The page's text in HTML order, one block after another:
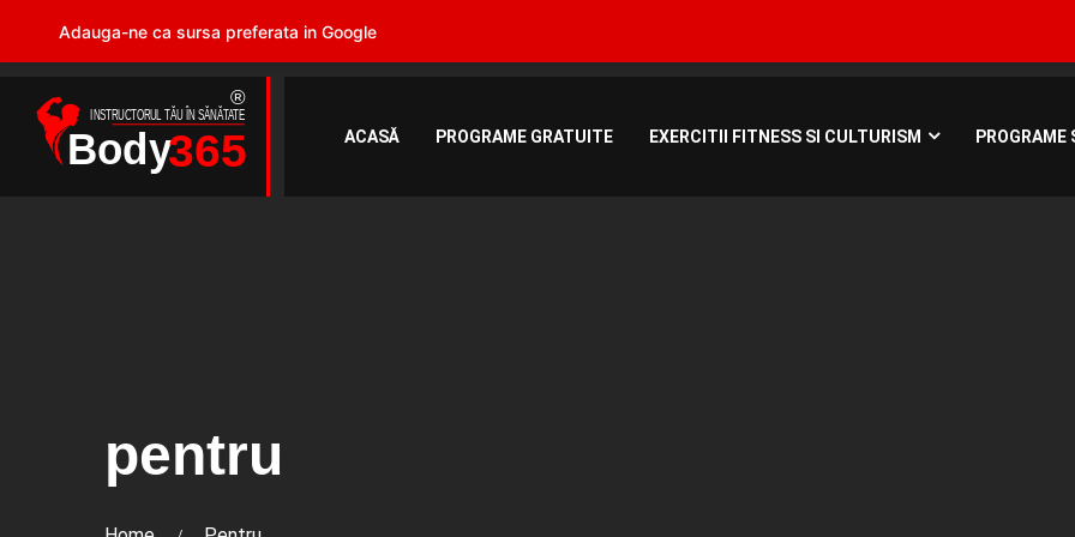
ACASĂ PROGRAME GRATUITE EXERCITII FITNESS SI CULTURISM PROGRAME
pentru
Adauga-ne ca sursa preferata in Google